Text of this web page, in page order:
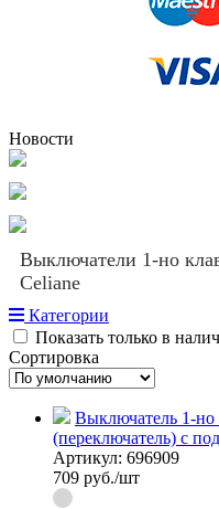
Новости
Выключатели 1-но
Celiane
Категории
Показать только в
Сортировка
Выключатель 1-
(переключатель) с
Артикул: 696909
709 руб./шт